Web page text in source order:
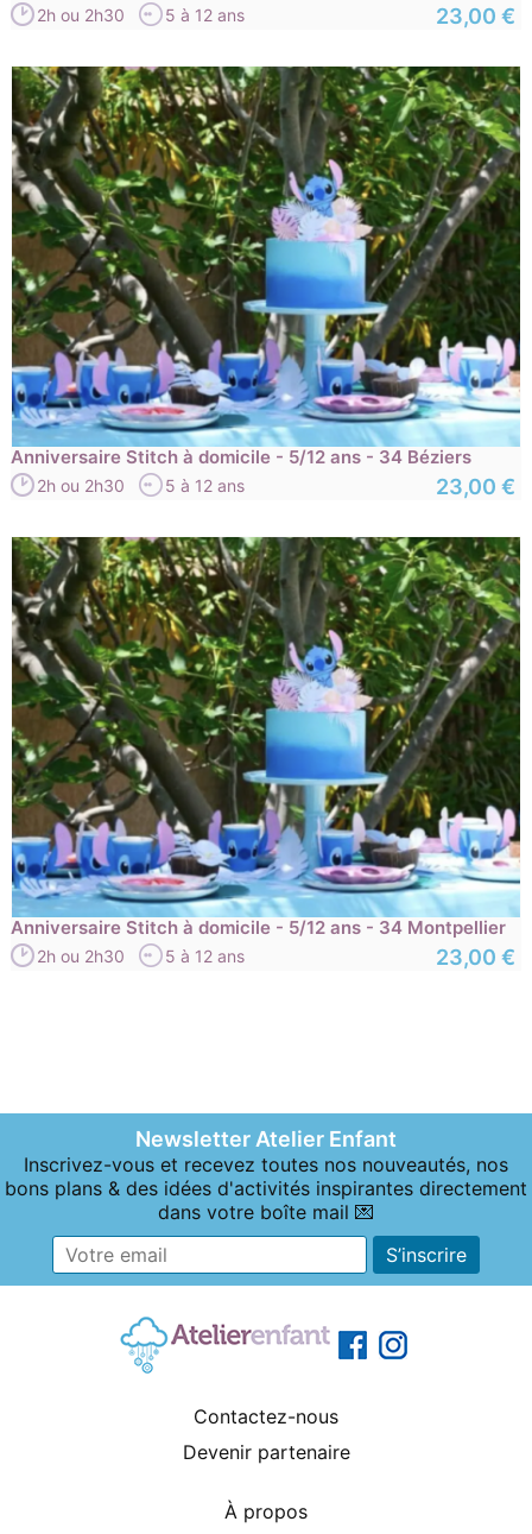
2h ou 2h30 5 à 12 ans 23,00 €
Anniversaire Stitch à domicile - 5/12 ans - 34 Béziers
2h ou 2h30 5 à 12 ans 23,00 €
Anniversaire Stitch à domicile - 5/12 ans - 34 Montpellier
2h ou 2h30 5 à 12 ans 23,00 €
Newsletter Atelier Enfant
Inscrivez-vous et recevez toutes nos nouveautés, nos
bons plans & des idées d'activités inspirantes directement
dans votre boîte mail 💌
Contactez-nous
Devenir partenaire
À propos